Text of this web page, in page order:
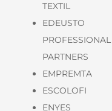
TEXTIL
EDEUSTO
PROFESSIONAL
PARTNERS
EMPREMTA
ESCOLOFI
ENYES